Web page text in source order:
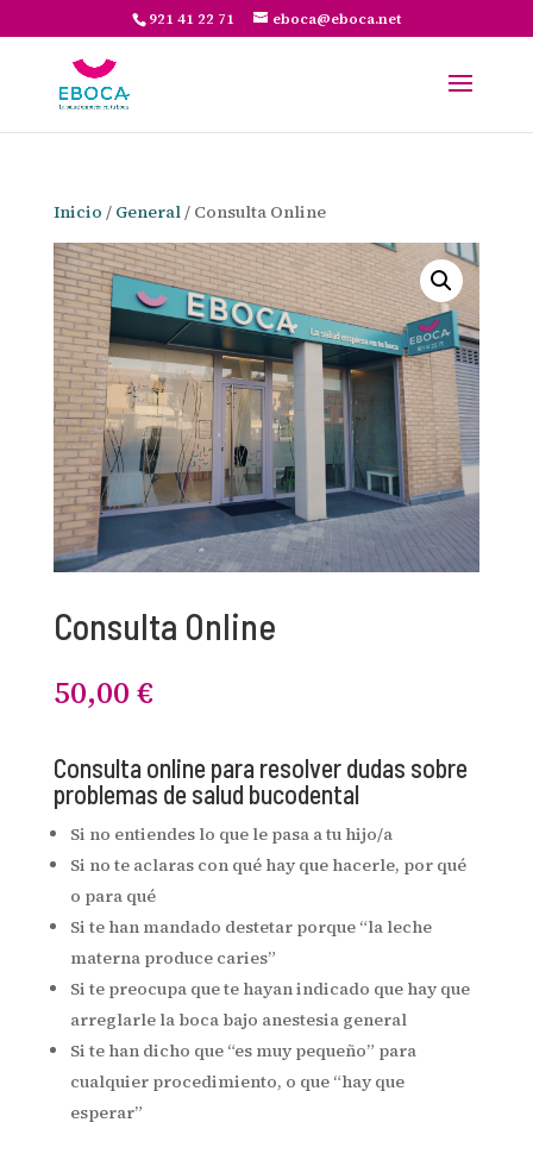
921 41 22 71 eboca@eboca.net
Inicio / General/ Consulta Online
Consulta Online
50,00€
Consulta online para resolver dudas sobre
problemas de salud bucodental
Si no entiendes lo que le pasa a tu hijo/a
Si no te aclaras con qué hay que hacerle, por qué
o para qué
Si te han mandado destetar porque “la leche
materna produce caries”
Si te preocupa que te hayan indicado que hay que
arreglarle la boca bajo anestesia general
Si te han dicho que “es muy pequeño” para
cualquier procedimiento, o que “hay que
esperar”